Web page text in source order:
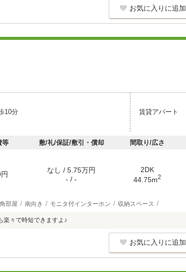
お気に入りに追加
10分 賃貸アパート
等 敷/礼/保証/敷引・償却 間取り/広さ
なし / 5.75万円
- / -
2DK
44.75m2
角部屋 南向き モニタ付インターホン 収納スペース
楽々で時短できますよ♪
お気に入りに追加